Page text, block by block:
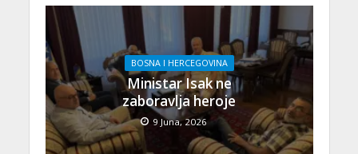
BOSNA I HERCEGOVINA
Ministar Isak ne
zaboravlja heroje
9 Juna, 2026